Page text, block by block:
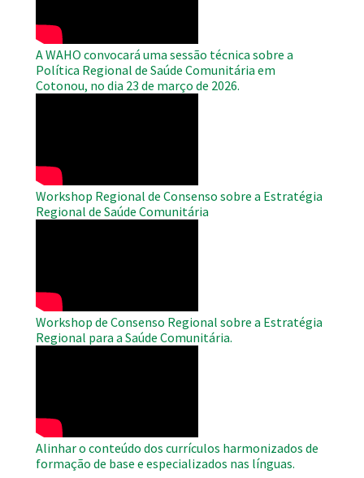
A WAHO convocará uma sessão técnica sobre a
Política Regional de Saúde Comunitária em
Cotonou, no dia 23 de março de 2026.
Workshop Regional de Consenso sobre a Estratégia
Regional de Saúde Comunitária
Workshop de Consenso Regional sobre a Estratégia
Regional para a Saúde Comunitária.
Alinhar o conteúdo dos currículos harmonizados de
formação de base e especializados nas línguas.